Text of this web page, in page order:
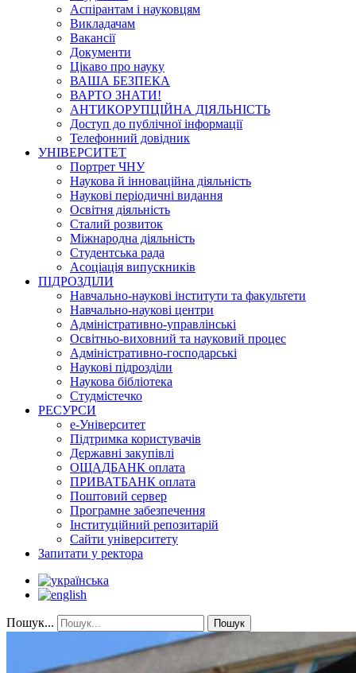
Аспірантам і науковцям
Викладачам
Вакансії
Документи
Цікаво про науку
ВАША БЕЗПЕКА
ВАРТО ЗНАТИ!
АНТИКОРУПЦІЙНА ДІЯЛЬНІСТЬ
Доступ до публічної інформації
Телефонний довідник
УНІВЕРСИТЕТ
Портрет ЧНУ
Наукова й інноваційна діяльність
Наукові періодичні видання
Освітня діяльність
Сталий розвиток
Міжнародна діяльність
Студентська рада
Асоціація випускників
ПІДРОЗДІЛИ
Навчально-наукові інститути та факультети
Навчально-наукові центри
Адміністративно-управлінські
Освітньо-виховний та науковий процес
Адміністративно-господарські
Наукові підрозділи
Наукова бібліотека
Студмістечко
РЕСУРСИ
е-Університет
Підтримка користувачів
Державні закупівлі
ОЩАДБАНК оплата
ПРИВАТБАНК оплата
Поштовий сервер
Програмне забезпечення
Інституційний репозитарій
Сайти університету
Запитати у ректора
Пошук... Пошук